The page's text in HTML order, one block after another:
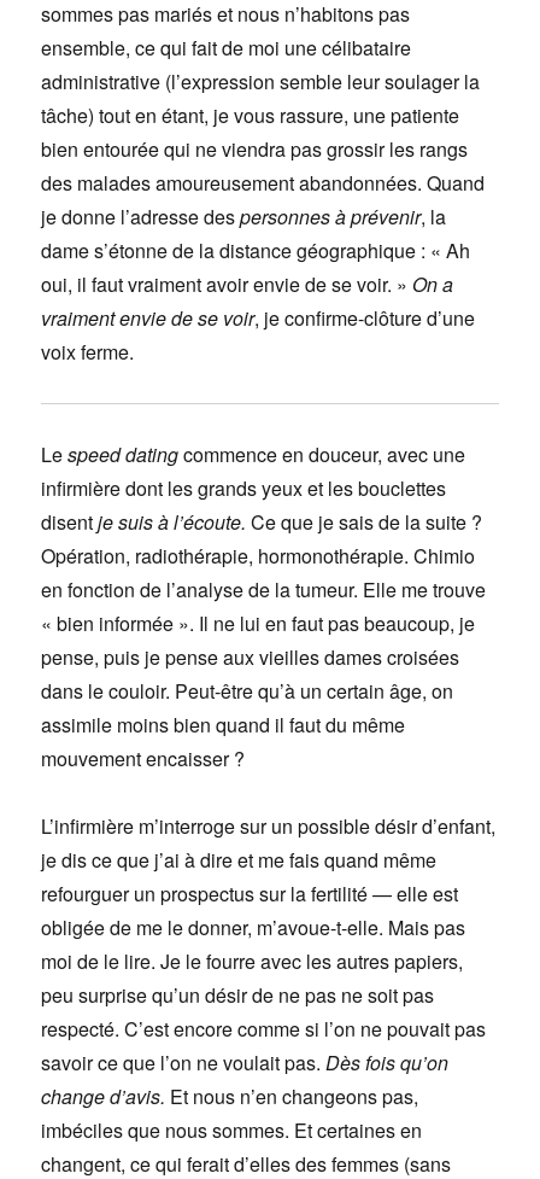
sommes pas mariés et nous n’habitons pas
ensemble, ce qui fait de moi une célibataire
administrative (l’expression semble leur soulager la
tâche) tout en étant, je vous rassure, une patiente
bien entourée qui ne viendra pas grossir les rangs
des malades amoureusement abandonnées. Quand
je donne l’adresse despersonnes à prévenir, la
dame s’étonne de la distance géographique : « Ah
oui, il faut vraiment avoir envie de se voir. » On a
vraiment envie de se voir, je confirme-clôture d’une
voix ferme.
Lespeed datingcommence en douceur, avec une
infirmière dont les grands yeux et les bouclettes
disentje suis à l’écoute.Ce que je sais de la suite ?
Opération, radiothérapie, hormonothérapie. Chimio
en fonction de l’analyse de la tumeur. Elle me trouve
« bien informée ». Il ne lui en faut pas beaucoup, je
pense, puis je pense aux vieilles dames croisées
dans le couloir. Peut-être qu’à un certain âge, on
assimile moins bien quand il faut du même
mouvement encaisser ?
L’infirmière m’interroge sur un possible désir d’enfant,
je dis ce que j’ai à dire et me fais quand même
refourguer un prospectus sur la fertilité — elle est
obligée de me le donner, m’avoue-t-elle. Mais pas
moi de le lire. Je le fourre avec les autres papiers,
peu surprise qu’un désir de ne pas ne soit pas
respecté. C’est encore comme si l’on ne pouvait pas
savoir ce que l’on ne voulait pas.Dès fois qu’on
change d’avis. Et nous n’en changeons pas,
imbéciles que nous sommes. Et certaines en
changent, ce qui ferait d’elles des femmes (sans